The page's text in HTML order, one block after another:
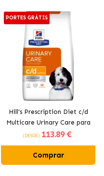
PORTES GRÁTIS
Hill's Prescription Diet c/d
Multicare Urinary Care para
cães
(DESDE) 113.89 €
Comprar